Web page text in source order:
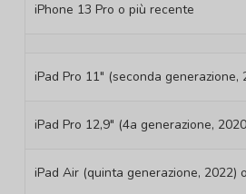
iPhone 13 Pro o più recente
iPad Pro 11″ (seconda
iPad Pro 12,9″ (4a generazione,
iPad Air (quinta generazione, 2022)